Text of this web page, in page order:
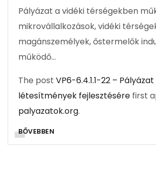
Pályázat a vidéki térségekben
mikrovállalkozások, vidéki
magánszemélyek, őstermelők
működő…
The post VP6-6.4.1.1-22 –
létesítmények fejlesztésére first
palyazatok.org.
BŐVEBBEN